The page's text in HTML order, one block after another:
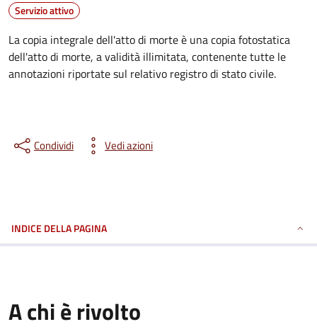
Servizio attivo
La copia integrale dell'atto di morte è una copia fotostatica
dell'atto di morte, a validità illimitata, contenente tutte le
annotazioni riportate sul relativo registro di stato civile.
Condividi Vedi azioni
INDICE DELLA PAGINA
A chi è rivolto